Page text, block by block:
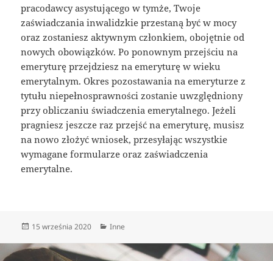
pracodawcy asystującego w tymże, Twoje
zaświadczania inwalidzkie przestaną być w mocy
oraz zostaniesz aktywnym członkiem, obojętnie od
nowych obowiązków. Po ponownym przejściu na
emeryturę przejdziesz na emeryturę w wieku
emerytalnym. Okres pozostawania na emeryturze z
tytułu niepełnosprawności zostanie uwzględniony
przy obliczaniu świadczenia emerytalnego. Jeżeli
pragniesz jeszcze raz przejść na emeryturę, musisz
na nowo złożyć wniosek, przesyłając wszystkie
wymagane formularze oraz zaświadczenia
emerytalne.
Data
15 września 2020 Kategorie
Inne